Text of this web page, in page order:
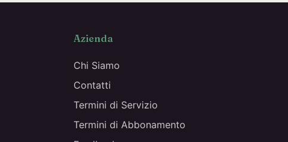
Azienda
Chi Siamo
Contatti
Termini di Servizio
Termini di Abbonamento